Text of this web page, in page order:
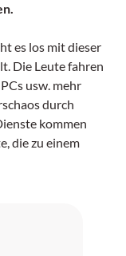
es los mit dieser
Die Leute fahren
usw. mehr
durch
kommen
die zu einem